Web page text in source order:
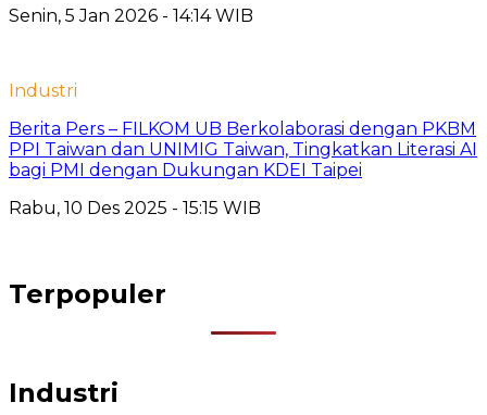
Senin, 5 Jan 2026 - 14:14 WIB
Industri
Berita Pers – FILKOM UB Berkolaborasi dengan PKBM
PPI Taiwan dan UNIMIG Taiwan, Tingkatkan Literasi AI
bagi PMI dengan Dukungan KDEI Taipei
Rabu, 10 Des 2025 - 15:15 WIB
Terpopuler
Industri